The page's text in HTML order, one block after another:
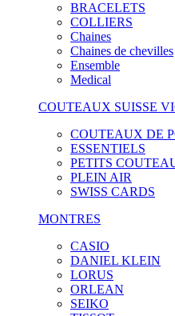
BRACELETS
COLLIERS
Chaines
Chaines de chevilles
Ensemble
Medical
COUTEAUX SUISSE
COUTEAUX DE
ESSENTIELS
PETITS
PLEIN AIR
SWISS CARDS
MONTRES
CASIO
DANIEL KLEIN
LORUS
ORLEAN
SEIKO